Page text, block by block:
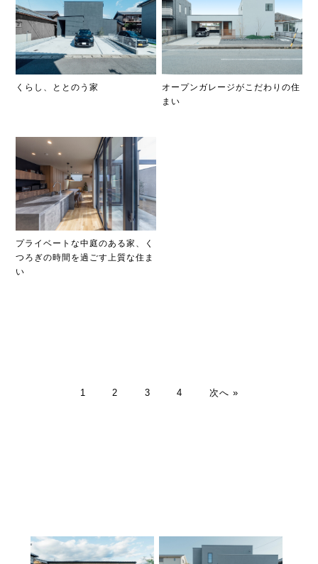
くらし、ととのう家
オープンガレージがこだわりの住
まい
プライベートな中庭のある家、く
つろぎの時間を過ごす上質な住ま
い
1 2 3 4 次へ »